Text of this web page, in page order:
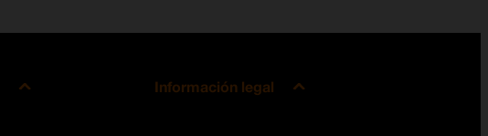
Información legal